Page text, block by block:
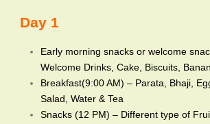
Day 1
Early morning snacks or welcome
Welcome Drinks, Cake, Biscuits,
Breakfast(9:00 AM) – Parata, Bhaji,
Salad, Water & Tea
Snacks (12 PM) – Different type of